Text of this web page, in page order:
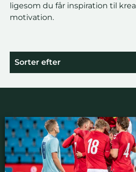
ligesom du får inspiration til
motivation.
Sorter efter